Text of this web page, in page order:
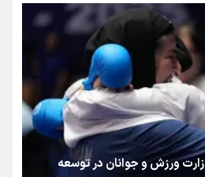
برای حفظ امنیت انرژی
که جهان را شیفته کرد
روایتِ یک استخوان، یک نسل، یک توهم!
ورزش و جوانان در توسعه